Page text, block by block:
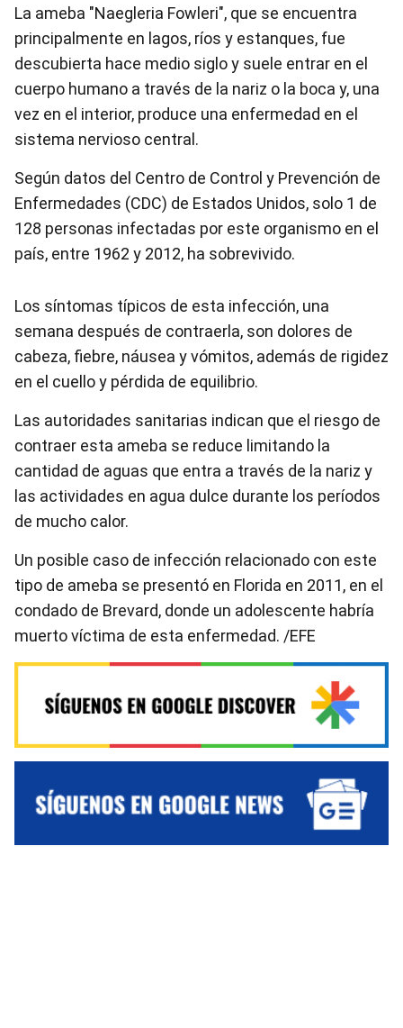
La ameba "Naegleria Fowleri", que se encuentra
principalmente en lagos, ríos y estanques, fue
descubierta hace medio siglo y suele entrar en el
cuerpo humano a través de la nariz o la boca y, una
vez en el interior, produce una enfermedad en el
sistema nervioso central.
Según datos del Centro de Control y Prevención de
Enfermedades (CDC) de Estados Unidos, solo 1 de
128 personas infectadas por este organismo en el
país, entre 1962 y 2012, ha sobrevivido.
Los síntomas típicos de esta infección, una
semana después de contraerla, son dolores de
cabeza, fiebre, náusea y vómitos, además de rigidez
en el cuello y pérdida de equilibrio.
Las autoridades sanitarias indican que el riesgo de
contraer esta ameba se reduce limitando la
cantidad de aguas que entra a través de la nariz y
las actividades en agua dulce durante los períodos
de mucho calor.
Un posible caso de infección relacionado con este
tipo de ameba se presentó en Florida en 2011, en el
condado de Brevard, donde un adolescente habría
muerto víctima de esta enfermedad. /EFE